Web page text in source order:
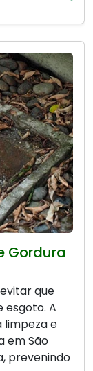
Gordura
que
esgoto. A
limpeza e
em São
prevenindo